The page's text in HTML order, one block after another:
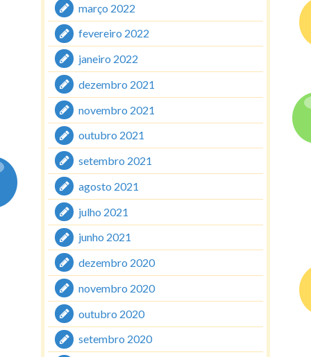
março 2022
fevereiro 2022
janeiro 2022
dezembro 2021
novembro 2021
outubro 2021
setembro 2021
agosto 2021
julho 2021
junho 2021
dezembro 2020
novembro 2020
outubro 2020
setembro 2020